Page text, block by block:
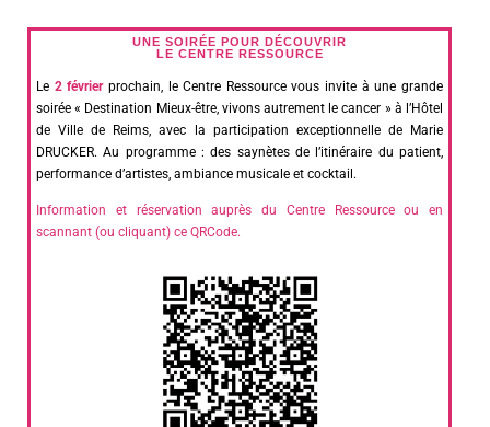
UNE SOIRÉE POUR DÉCOUVRIR
LE CENTRE RESSOURCE
Le 2 févrierprochain, le Centre Ressource vous invite à une grande
soirée « Destination Mieux-être, vivons autrement le cancer » à l’Hôtel
de Ville de Reims, avec la participation exceptionnelle de Marie
DRUCKER. Au programme : des saynètes de l’itinéraire du patient,
performance d’artistes, ambiance musicale et cocktail.
Information et réservation auprès du Centre Ressource ou en
scannant (ou cliquant) ce QRCode.